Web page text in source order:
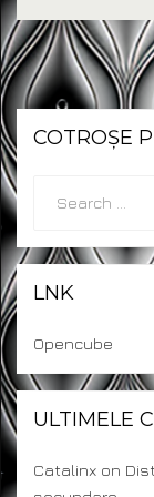
COTROȘE
LNK
Opencube
ULTIMELE
Catalinx on